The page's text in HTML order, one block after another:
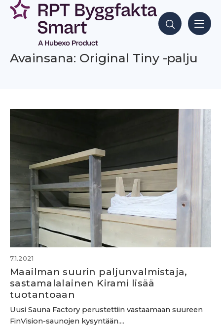
Siirry
sisältöön
Hae sisältöjä
Avainsana: Original Tiny -palju
7.1.2021
Maailman suurin paljunvalmistaja,
sastamalalainen Kirami lisää
tuotantoaan
Uusi Sauna Factory perustettiin vastaamaan suureen
FinVision-saunojen kysyntään....